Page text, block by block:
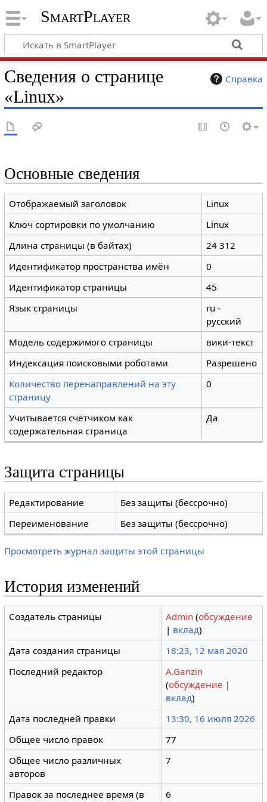
SmartPlayer
Справка
Сведения о странице
«Linux»
Основные сведения
Отображаемый заголовок
Linux
Ключ сортировки по умолчанию
Linux
Длина страницы (в байтах)
24 312
Идентификатор пространства имён
0
Идентификатор страницы
45
Язык страницы
ru -
русский
Модель содержимого страницы
вики-текст
Индексация поисковыми роботами
Разрешено
Количество перенаправлений на эту
страницу
0
Учитывается счётчиком как
содержательная страница
Да
Защита страницы
Редактирование
Без защиты (бессрочно)
Переименование
Без защиты (бессрочно)
Просмотреть журнал защиты этой страницы
История изменений
Создатель страницы Admin (обсуждение
| вклад)
Дата создания страницы
18:23, 12 мая 2020
Последний редактор
A.Ganzin
(обсуждение |
вклад)
Дата последней правки
13:30, 16 июля 2026
Общее число правок
77
Общее число различных
авторов
7
Правок за последнее время (в
6